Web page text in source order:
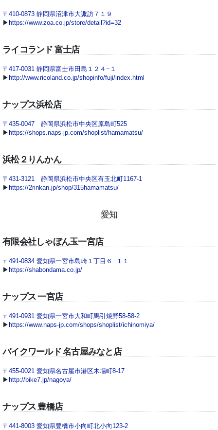
〒410-0873 静岡県沼津市大諏訪７１９
▶ https://www.zoa.co.jp/store/detail?id=32
ライコランド 富士店
〒417-0031 静岡県富士市田島１２４−１
▶ http://www.ricoland.co.jp/shopinfo/fuji/index.html
ナップス浜松店
〒435-0047 静岡県浜松市中央区原島町525
▶ https://shops.naps-jp.com/shoplist/hamamatsu/
浜松２りんかん
〒431-3121 静岡県浜松市中央区有玉北町1167-1
▶ https://2rinkan.jp/shop/315hamamatsu/
愛知
有限会社しゃぼん玉一宮店
〒491-0834 愛知県一宮市島崎１丁目６−１１
▶ https://shabondama.co.jp/
ナップス 一宮店
〒491-0931 愛知県一宮市大和町馬引焼野58-58-2
▶ https://www.naps-jp.com/shops/shoplist/ichinomiya/
バイクワールド 名古屋みなと店
〒455-0021 愛知県名古屋市港区木場町8-17
▶ http://bike7.jp/nagoya/
ナップス 豊橋店
〒441-8003 愛知県豊橋市小向町北小向123‐2